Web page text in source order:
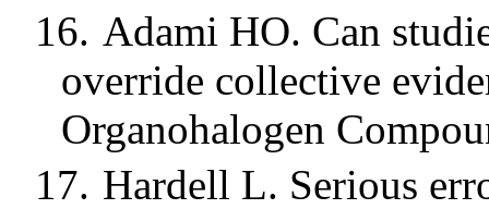
16. Adami HO. Can
override collective
Organohalogen
17. Hardell L. Serious